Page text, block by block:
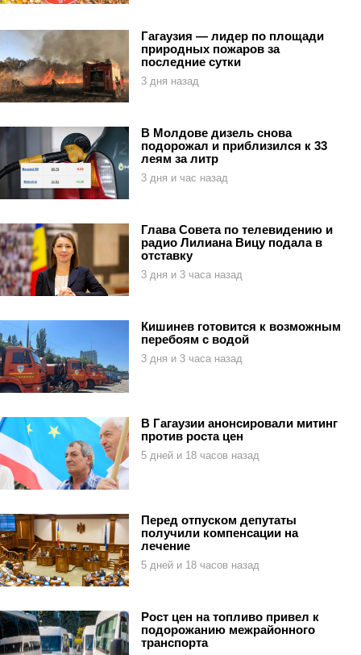
Гагаузия — лидер по площади
природных пожаров за
последние сутки
3 дня назад
В Молдове дизель снова
подорожал и приблизился к 33
леям за литр
3 дня и час назад
Глава Совета по телевидению и
радио Лилиана Вицу подала в
отставку
3 дня и 3 часа назад
Кишинев готовится к возможным
перебоям с водой
3 дня и 3 часа назад
В Гагаузии анонсировали митинг
против роста цен
5 дней и 18 часов назад
Перед отпуском депутаты
получили компенсации на
лечение
5 дней и 18 часов назад
Рост цен на топливо привел к
подорожанию межрайонного
транспорта